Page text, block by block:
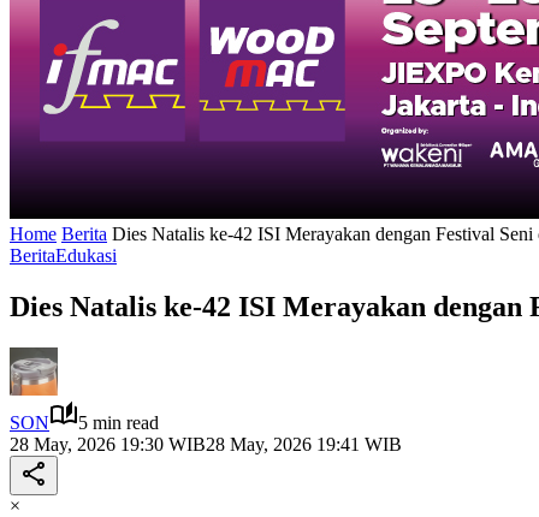
Home Berita Dies Natalis ke-42 ISI Merayakan dengan Festival
BeritaEdukasi
Dies Natalis ke-42 ISI Merayakan
SON
5 min read
28 May, 2026 19:30 WIB28 May, 2026 19:41 WIB
×